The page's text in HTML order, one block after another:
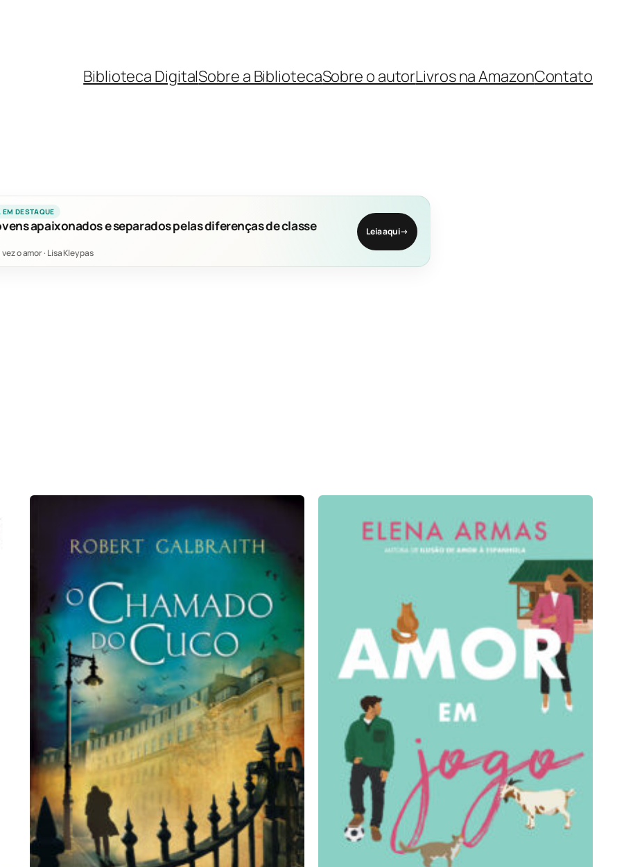
Biblioteca DigitalSobre a BibliotecaSobre o autorLivros na AmazonContato
EM DESTAQUE
apaixonados e separados pelas diferenças de classe
o amor · Lisa Kleypas
Leia aqui→